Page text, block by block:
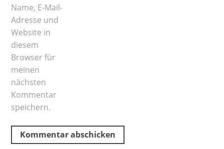
Name, E-Mail-
Adresse und
Website in
diesem
Browser für
meinen
nächsten
Kommentar
speichern.